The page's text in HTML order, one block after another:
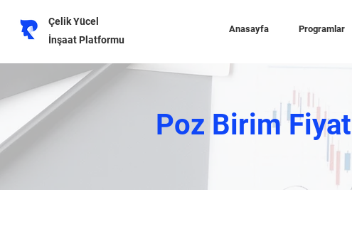
Çelik Yücel
İnşaat Platformu
Anasayfa Programlar
Poz Birim